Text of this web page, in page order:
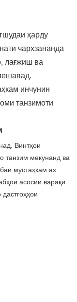
ҳарду
чархзананда
лағжиш ва
инчунин
танзимоти
Винтҳои
танзим мекунанд ва
мустаҳкам аз
асосии варақи